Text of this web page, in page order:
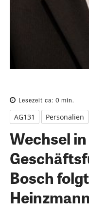
Lesezeit ca: 0 min.
AG131 Personalien
Wechsel
Bosch
Heinzmann